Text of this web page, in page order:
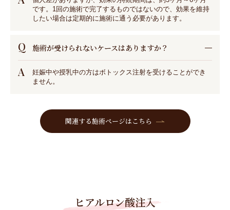
です。1回の施術で完了するものではないので、効果を維持
したい場合は定期的に施術に通う必要があります。
Q 施術が受けられないケースはありますか？
A
妊娠中や授乳中の方はボトックス注射を受けることができ
ません。
関連する施術ページはこちら
ヒアルロン酸注入